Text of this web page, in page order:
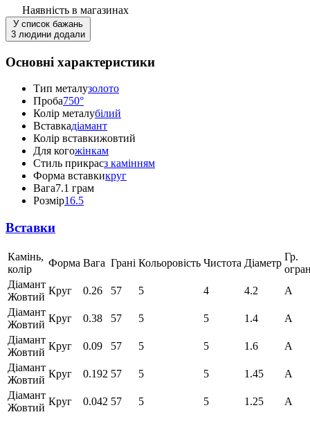
Наявність в магазинах
У список бажань
3 людини додали
Основні характеристики
Тип металузолото
Проба750°
Колір металубілий
Вставкадіамант
Колір вставкижовтий
Для когожінкам
Стиль прикрасз камінням
Форма вставкикруг
Вага7.1 грам
Розмір16.5
Вставки
Камінь,
колір
Форма Вага Грані Кольоровість Чистота Діаметр
Гр.
Діамант
Жовтий
Круг 0.26 57 5 4 4.2
А
Діамант
Жовтий
Круг 0.38 57 5 5 1.4
А
Діамант
Жовтий
Круг 0.09 57 5 5 1.6
А
Діамант
Жовтий
Круг 0.192 57 5 5 1.45
А
Діамант
Жовтий
Круг 0.042 57 5 5 1.25 А